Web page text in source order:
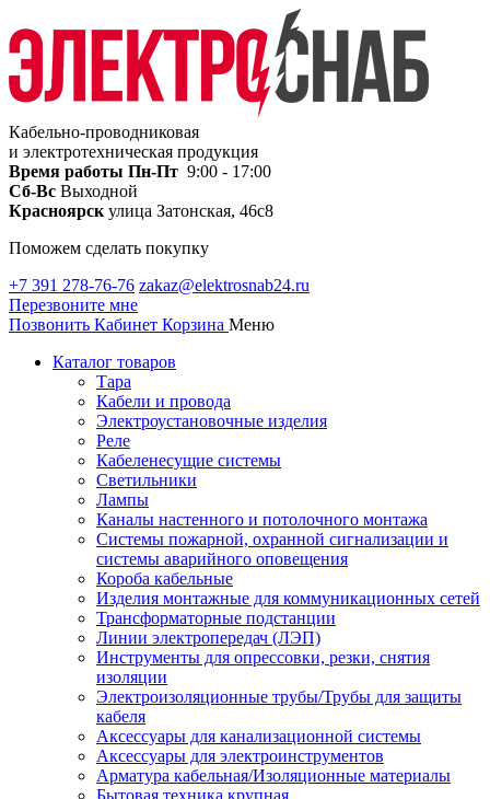
Кабельно-проводниковая
и электротехническая продукция
Время работы Пн-Пт 9:00 - 17:00
Сб-Вс Выходной
Красноярск улица Затонская, 46с8
Поможем сделать покупку
+7 391 278-76-76 zakaz@elektrosnab24.ru
Перезвоните мне
Позвонить Кабинет Корзина Меню
Каталог товаров
Тара
Кабели и провода
Электроустановочные изделия
Реле
Кабеленесущие системы
Светильники
Лампы
Каналы настенного и потолочного монтажа
Системы пожарной, охранной сигнализации и
системы аварийного оповещения
Короба кабельные
Изделия монтажные для коммуникационных сетей
Трансформаторные подстанции
Линии электропередач (ЛЭП)
Инструменты для опрессовки, резки, снятия
изоляции
Электроизоляционные трубы/Трубы для защиты
кабеля
Аксессуары для канализационной системы
Аксессуары для электроинструментов
Арматура кабельная/Изоляционные материалы
Бытовая техника крупная